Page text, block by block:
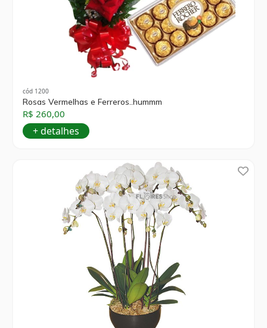
cód 1200
Rosas Vermelhas e Ferreros..hummm
R$ 260,00
+ detalhes